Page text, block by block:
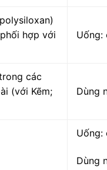
hợp với
Uống:
các
(với Kẽm;
Dùng
Uống:
Dùng